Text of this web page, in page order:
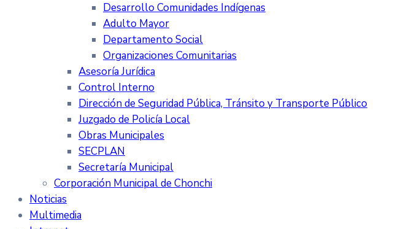
Desarrollo Comunidades Indígenas
Adulto Mayor
Departamento Social
Organizaciones Comunitarias
Asesoría Jurídica
Control Interno
Dirección de Seguridad Pública, Tránsito y Transporte Público
Juzgado de Policía Local
Obras Municipales
SECPLAN
Secretaría Municipal
Corporación Municipal de Chonchi
Noticias
Multimedia